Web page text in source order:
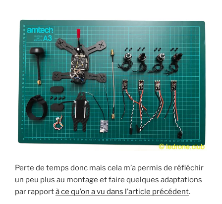
Perte de temps donc mais cela m’a permis de réfléchir
un peu plus au montage et faire quelques adaptations
par rapportà ce qu’on a vu dans l’article précédent.